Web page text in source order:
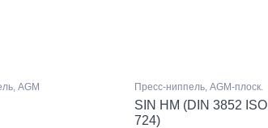
AGM Пресс-ниппель, AGM-плоск.
SIN HM (DIN 3852 ISO
724)